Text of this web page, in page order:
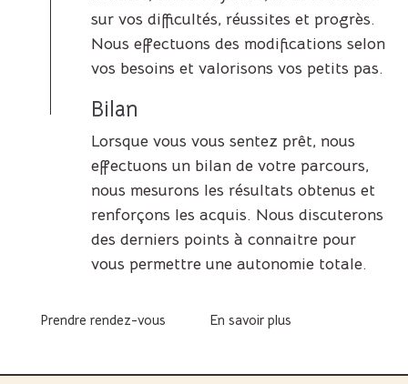
sur vos difficultés, réussites et progrès.
Nous effectuons des modifications selon
vos besoins et valorisons vos petits pas.
Bilan
Lorsque vous vous sentez prêt, nous
effectuons un bilan de votre parcours,
nous mesurons les résultats obtenus et
renforçons les acquis. Nous discuterons
des derniers points à connaitre pour
vous permettre une autonomie totale.
Prendre rendez-vous En savoir plus